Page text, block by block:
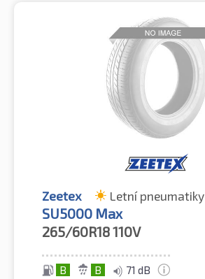
Zeetex Letní pneumatiky
SU5000 Max
265/60R18110V
B B 71 dB